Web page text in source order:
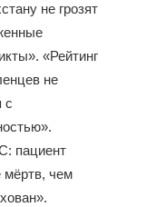
не грозят
«Рейтинг
не
с
пациент
мёртв, чем